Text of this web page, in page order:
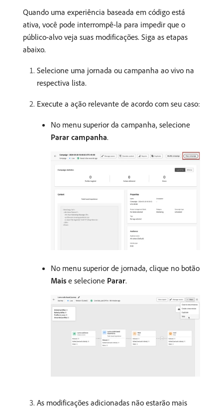
Quando uma experiência baseada em código está
ativa, você pode interrompê-la para impedir que o
público-alvo veja suas modificações. Siga as etapas
abaixo.
Selecione uma jornada ou campanha ao vivo na
respectiva lista.
Execute a ação relevante de acordo com seu caso:
No menu superior da campanha, selecione
Parar campanha.
No menu superior de jornada, clique no botão
Mais e selecione Parar.
As modificações adicionadas não estarão mais